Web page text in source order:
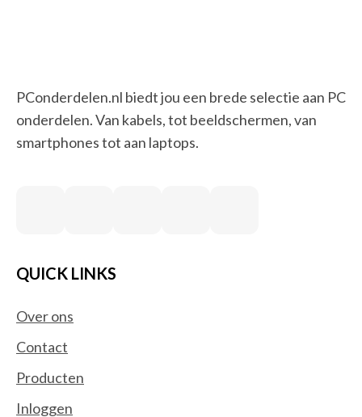
PConderdelen.nl biedt jou een brede selectie aan PC
onderdelen. Van kabels, tot beeldschermen, van
smartphones tot aan laptops.
QUICK LINKS
Over ons
Contact
Producten
Inloggen